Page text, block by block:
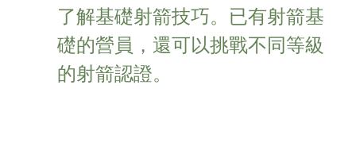
了解基礎射箭技巧。已有射箭基
礎的營員，還可以挑戰不同等級
的射箭認證。